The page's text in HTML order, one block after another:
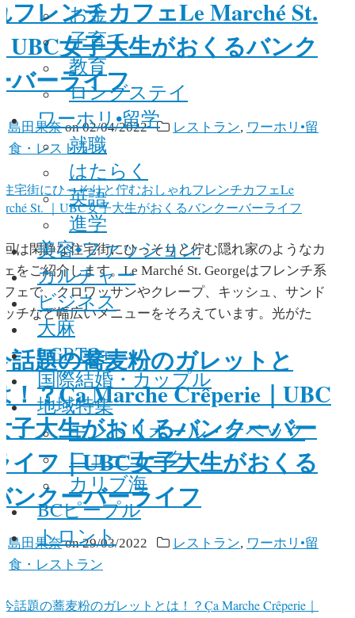
お金
子育て
教育
ロングステイ
ワーホリ•留学
就職
はたらく
英語
進学
美容•ファッション
カルチャー
ビジネス
大麻
LGBTQ+
国際結婚・カップル
地域特集
モントリオール・ケベック
ニューヨーク
カリブ海
BCピープル
トロント
フレンチカフェLe Marché St.
UBC女子大生がおくるバンク
バーライフ
島田果奈on02/04/2022 レストラン, ワーホリ•留
食・レストラン
は閑静な住宅街にひっそりと佇む隠れ家のようなカ
をご紹介します。Le Marché St. Georgeはフレンチ系
ェで、クロワッサンやクレープ、キッシュ、サンド
チなど幅広いメニューをそろえています。光がた
話題の蕎麦粉のガレットと
！？Ça Marche Crêperie｜UBC
子大生がおくるバンクーバー
イフ｜UBC女子大生がおくる
ンクーバーライフ
島田果奈on29/03/2022 レストラン, ワーホリ•留
食・レストラン